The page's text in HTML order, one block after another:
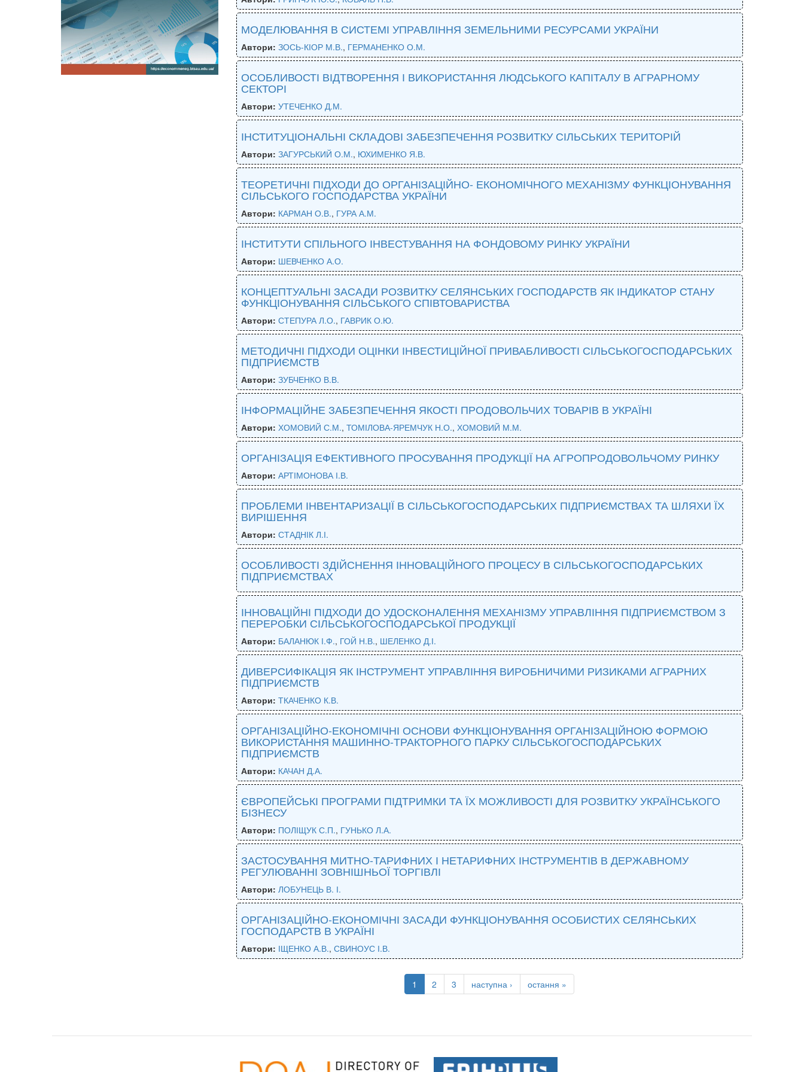
МОДЕЛЮВАННЯ В СИСТЕМІ УПРАВЛІННЯ ЗЕМЕЛЬНИМИ РЕСУРСАМИ УКРАЇНИ
Автори: ЗОСЬ-КІОР М.В., ГЕРМАНЕНКО О.М.
ОСОБЛИВОСТІ ВІДТВОРЕННЯ І ВИКОРИСТАННЯ ЛЮДСЬКОГО КАПІТАЛУ В АГРАРНОМУ
СЕКТОРІ
Автори: УТЕЧЕНКО Д.М.
ІНСТИТУЦІОНАЛЬНІ СКЛАДОВІ ЗАБЕЗПЕЧЕННЯ РОЗВИТКУ СІЛЬСЬКИХ ТЕРИТОРІЙ
Автори: ЗАГУРСЬКИЙ О.М., ЮХИМЕНКО Я.В.
ТЕОРЕТИЧНІ ПІДХОДИ ДО ОРГАНІЗАЦІЙНО- ЕКОНОМІЧНОГО МЕХАНІЗМУ ФУНКЦІОНУВАННЯ
СІЛЬСЬКОГО ГОСПОДАРСТВА УКРАЇНИ
Автори: КАРМАН О.В., ГУРА А.М.
ІНСТИТУТИ СПІЛЬНОГО ІНВЕСТУВАННЯ НА ФОНДОВОМУ РИНКУ УКРАЇНИ
Автори: ШЕВЧЕНКО А.О.
КОНЦЕПТУАЛЬНІ ЗАСАДИ РОЗВИТКУ СЕЛЯНСЬКИХ ГОСПОДАРСТВ ЯК ІНДИКАТОР СТАНУ
ФУНКЦІОНУВАННЯ СІЛЬСЬКОГО СПІВТОВАРИСТВА
Автори: СТЕПУРА Л.О., ГАВРИК О.Ю.
МЕТОДИЧНІ ПІДХОДИ ОЦІНКИ ІНВЕСТИЦІЙНОЇ ПРИВАБЛИВОСТІ СІЛЬСЬКОГОСПОДАРСЬКИХ
ПІДПРИЄМСТВ
Автори: ЗУБЧЕНКО В.В.
ІНФОРМАЦІЙНЕ ЗАБЕЗПЕЧЕННЯ ЯКОСТІ ПРОДОВОЛЬЧИХ ТОВАРІВ В УКРАЇНІ
Автори: ХОМОВИЙ С.М., ТОМІЛОВА-ЯРЕМЧУК Н.О., ХОМОВИЙ М.М.
ОРГАНІЗАЦІЯ ЕФЕКТИВНОГО ПРОСУВАННЯ ПРОДУКЦІЇ НА АГРОПРОДОВОЛЬЧОМУ РИНКУ
Автори: АРТІМОНОВА І.В.
ПРОБЛЕМИ ІНВЕНТАРИЗАЦІЇ В СІЛЬСЬКОГОСПОДАРСЬКИХ ПІДПРИЄМСТВАХ ТА ШЛЯХИ ЇХ
ВИРІШЕННЯ
Автори: СТАДНІК Л.І.
ОСОБЛИВОСТІ ЗДІЙСНЕННЯ ІННОВАЦІЙНОГО ПРОЦЕСУ В СІЛЬСЬКОГОСПОДАРСЬКИХ
ПІДПРИЄМСТВАХ
ІННОВАЦІЙНІ ПІДХОДИ ДО УДОСКОНАЛЕННЯ МЕХАНІЗМУ УПРАВЛІННЯ ПІДПРИЄМСТВОМ З
ПЕРЕРОБКИ СІЛЬСЬКОГОСПОДАРСЬКОЇ ПРОДУКЦІЇ
Автори: БАЛАНЮК І.Ф., ГОЙ Н.В., ШЕЛЕНКО Д.І.
ДИВЕРСИФІКАЦІЯ ЯК ІНСТРУМЕНТ УПРАВЛІННЯ ВИРОБНИЧИМИ РИЗИКАМИ АГРАРНИХ
ПІДПРИЄМСТВ
Автори: ТКАЧЕНКО К.В.
ОРГАНІЗАЦІЙНО-ЕКОНОМІЧНІ ОСНОВИ ФУНКЦІОНУВАННЯ ОРГАНІЗАЦІЙНОЮ ФОРМОЮ
ВИКОРИСТАННЯ МАШИННО-ТРАКТОРНОГО ПАРКУ СІЛЬСЬКОГОСПОДАРСЬКИХ
ПІДПРИЄМСТВ
Автори: КАЧАН Д.А.
ЄВРОПЕЙСЬКІ ПРОГРАМИ ПІДТРИМКИ ТА ЇХ МОЖЛИВОСТІ ДЛЯ РОЗВИТКУ УКРАЇНСЬКОГО
БІЗНЕСУ
Автори: ПОЛІЩУК С.П., ГУНЬКО Л.А.
ЗАСТОСУВАННЯ МИТНО-ТАРИФНИХ І НЕТАРИФНИХ ІНСТРУМЕНТІВ В ДЕРЖАВНОМУ
РЕГУЛЮВАННІ ЗОВНІШНЬОЇ ТОРГІВЛІ
Автори: ЛОБУНЕЦЬ В. І.
ОРГАНІЗАЦІЙНО-ЕКОНОМІЧНІ ЗАСАДИ ФУНКЦІОНУВАННЯ ОСОБИСТИХ СЕЛЯНСЬКИХ
ГОСПОДАРСТВ В УКРАЇНІ
Автори: ІЩЕНКО А.В., СВИНОУС І.В.
1 2 3 наступна › остання »